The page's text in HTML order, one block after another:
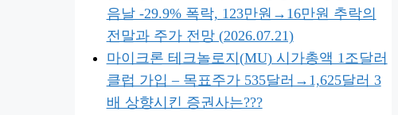
음날 -29.9% 폭락, 123만원→16만원 추락의
전말과 주가 전망 (2026.07.21)
마이크론 테크놀로지(MU) 시가총액 1조달러
클럽 가입 – 목표주가 535달러→1,625달러 3
배 상향시킨 증권사는???